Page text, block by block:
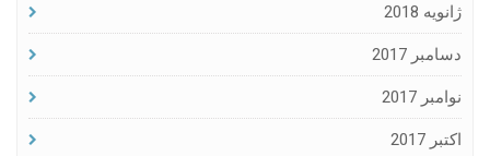
ژانویه 2018
دسامبر 2017
نوامبر 2017
اکتبر 2017